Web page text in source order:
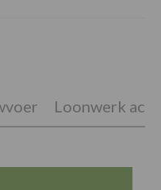
Loonwerk